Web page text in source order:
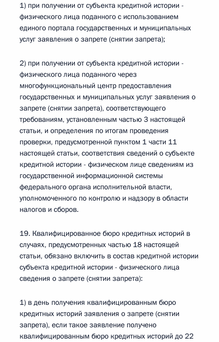
1) при получении от субъекта кредитной истории -
физического лица поданного с использованием
единого портала государственных и муниципальных
услуг заявления о запрете (снятии запрета);
2) при получении от субъекта кредитной истории -
физического лица поданного через
многофункциональный центр предоставления
государственных и муниципальных услуг заявления о
запрете (снятии запрета), соответствующего
требованиям, установленным частью 3 настоящей
статьи, и определения по итогам проведения
проверки, предусмотренной пунктом 1 части 11
настоящей статьи, соответствия сведений о субъекте
кредитной истории - физическом лице сведениям из
государственной информационной системы
федерального органа исполнительной власти,
уполномоченного по контролю и надзору в области
налогов и сборов.
19. Квалифицированное бюро кредитных историй в
случаях, предусмотренных частью 18 настоящей
статьи, обязано включить в состав кредитной истории
субъекта кредитной истории - физического лица
сведения о запрете (снятии запрета):
1) в день получения квалифицированным бюро
кредитных историй заявления о запрете (снятии
запрета), если такое заявление получено
квалифицированным бюро кредитных историй до 22